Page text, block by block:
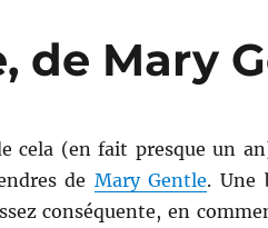
de Mary
cela (en fait presque un
de Mary Gentle. Une
conséquente, en